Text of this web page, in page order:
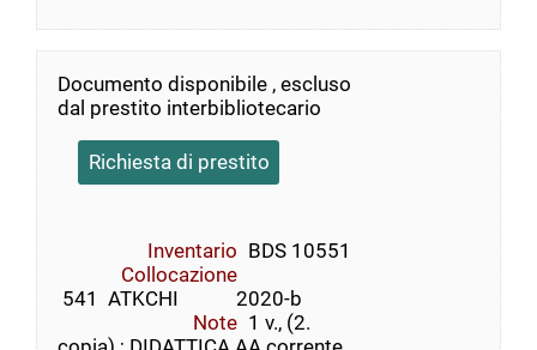
Documento disponibile , escluso
dal prestito interbibliotecario
Richiesta di prestito
Inventario BDS 10551
Collocazione
541  ATKCHI            2020-b
Note 1 v., (2.